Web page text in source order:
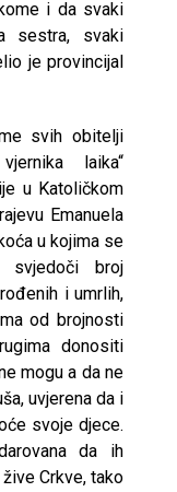
i da svaki
sestra, svaki
je provincijal
svih obitelji
laika“
u Katoličkom
Emanuela
u kojima se
svjedoči broj
i umrlih,
od brojnosti
donositi
mogu a da ne
uvjerena da i
svoje djece.
da ih
Crkve, tako